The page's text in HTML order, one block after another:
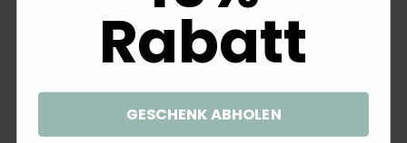
Rabatt
GESCHENK ABHOLEN